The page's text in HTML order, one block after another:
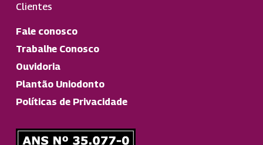
Clientes
Fale conosco
Trabalhe Conosco
Ouvidoria
Plantão Uniodonto
Políticas de Privacidade